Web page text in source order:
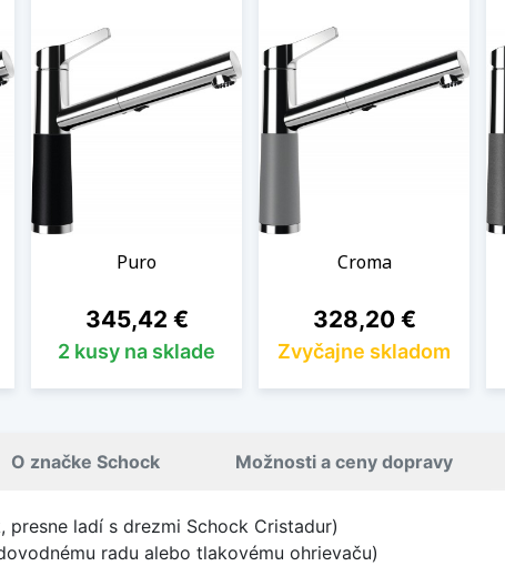
Puro
Cena
345,42 €
2 kusy na sklade
Croma
Cena
328,20 €
Zvyčajne skladom
O značke Schock Možnosti a ceny dopravy
ladí s drezmi Schock Cristadur)
radu alebo tlakovému ohrievaču)